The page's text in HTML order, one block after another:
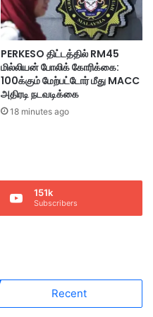
PERKESO திட்டத்தில் RM45
மில்லியன் போலிக் கோரிக்கை:
100க்கும் மேற்பட்டோர் மீது MACC
அதிரடி நடவடிக்கை
18 minutes ago
151k
Subscribers
Recent